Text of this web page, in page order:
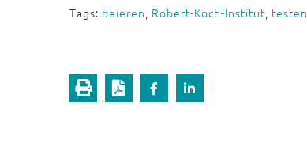
Tags: beieren, Robert-Koch-Institut, testen